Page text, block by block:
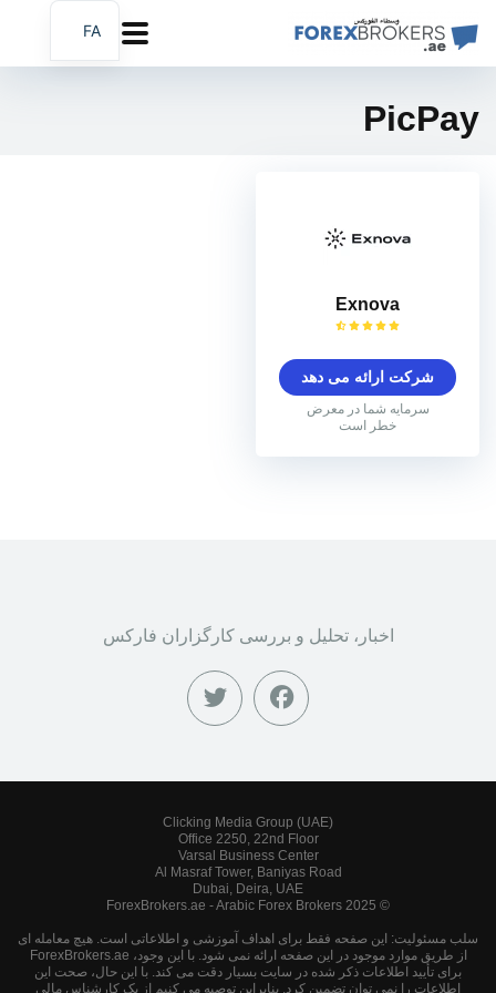
PicPay
Exnova
شرکت ارائه می دهد
سرمایه شما در معرض
خطر است
اخبار، تحلیل و بررسی کارگزاران فارکس
Clicking Media Group (UAE)
Office 2250, 22nd Floor
Varsal Business Center
Al Masraf Tower, Baniyas Road
Dubai, Deira, UAE
© 2025 ForexBrokers.ae - Arabic Forex Brokers
سلب مسئولیت: این صفحه فقط برای اهداف آموزشی و اطلاعاتی است. هیچ معامله ای
از طریق موارد موجود در این صفحه ارائه نمی شود. با این وجود، ForexBrokers.ae
برای تأیید اطلاعات ذکر شده در سایت بسیار دقت می کند. با این حال، صحت این
اطلاعات را نمی توان تضمین کرد. بنابراین توصیه می کنیم از یک کارشناس مالی
FA
AR